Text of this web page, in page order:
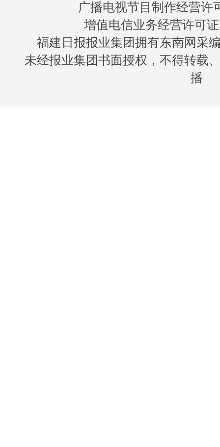
广播电视节目制作经营许
增值电信业务经营许可
福建日报报业集团拥有东南网采
未经报业集团书面授权，不得转载
播